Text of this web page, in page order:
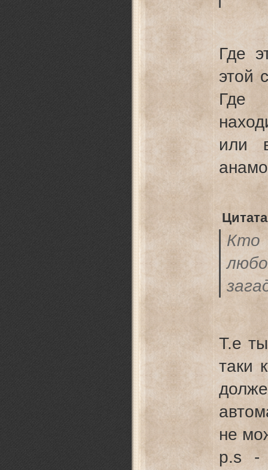
Где
этой
Где
или
Цитата
Кто
Т.е
таки
не
p.s -